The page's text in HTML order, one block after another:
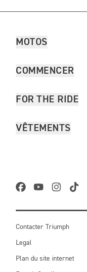
MOTOS
COMMENCER
FOR THE RIDE
VÊTEMENTS
Contacter Triumph
Legal
Plan du site internet